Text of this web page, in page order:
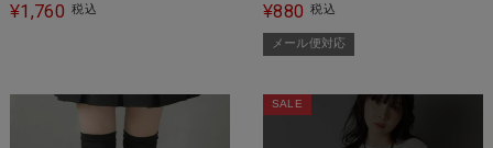
¥1,760 税込 ¥880 税込
メール便対応
SALE